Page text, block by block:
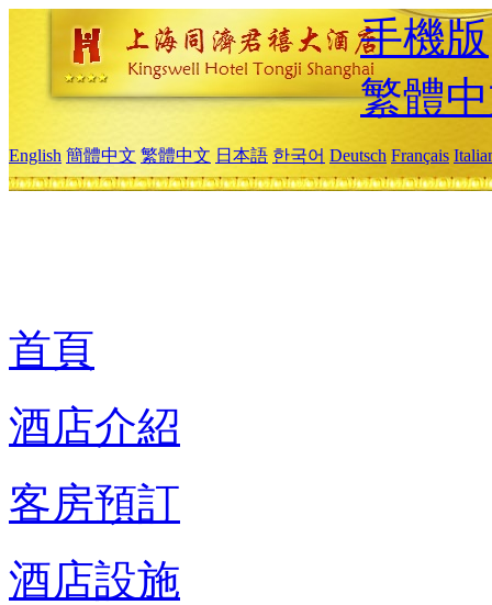
手機版
繁體
English 簡體中文 繁體中文 日本語 한국어 Deutsch Français
首頁
酒店介紹
客房預訂
酒店設施